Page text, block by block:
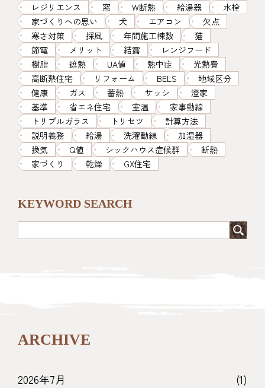
レジリエンス
窓 W断熱 給湯器
水栓
家づくりへの思い
犬 エアコン
欠点
寒さ対策
採風 年間施工棟数
猫
節電
メリット 結露
レンジフード
樹脂
遮熱 UA値 熱中症
光熱費
高断熱住宅
リフォーム BELS
地域区分
健康
ガス 蓄熱 サッシ
澄家
基準
省エネ住宅 室温
家事動線
トリプルガラス
トリセツ
計算方法
説明義務
給湯 洗濯動線
加湿器
換気
Q値 シックハウス症候群
断熱
家づくり
乾燥 GX住宅
KEYWORD SEARCH
ARCHIVE
2026年7月 (1)